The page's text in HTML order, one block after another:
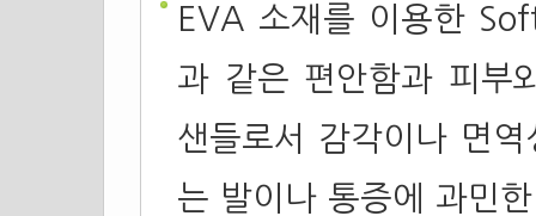
EVA 소재를 이용한
과 같은 편안함과 피부
샌들로서 감각이나 면
는 발이나 통증에 과민